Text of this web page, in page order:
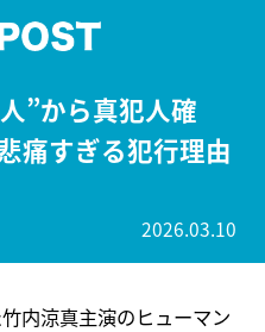
”から真犯人確
痛すぎる犯行理由
2026.03.10
内涼真主演のヒューマン